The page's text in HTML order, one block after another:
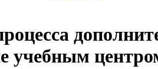
учебным